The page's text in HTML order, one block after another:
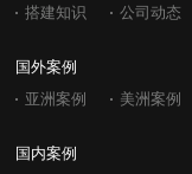
搭建知识 公司动态
国外案例
亚洲案例 美洲案例
国内案例